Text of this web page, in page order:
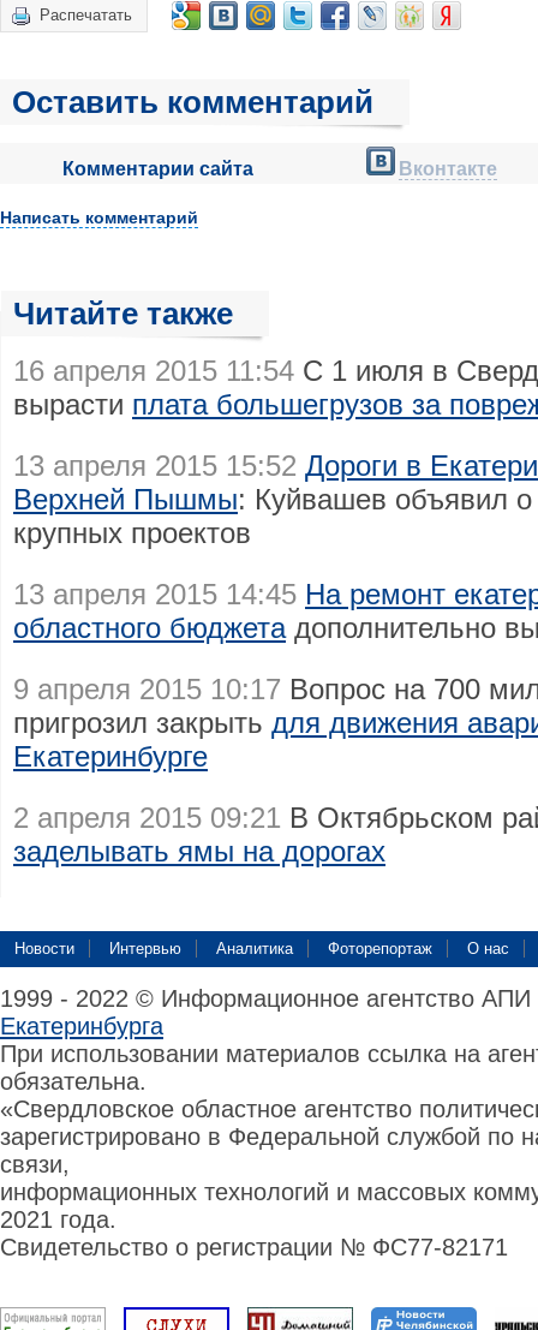
Распечатать
Оставить комментарий
Комментарии сайта Вконтакте
Написать комментарий
Читайте также
16 апреля 2015 11:54 С 1 июля в
вырасти плата большегрузов за
13 апреля 2015 15:52 Дороги в
Верхней Пышмы: Куйвашев объявил
крупных проектов
13 апреля 2015 14:45 На ремонт
областного бюджетадополнительно
9 апреля 2015 10:17 Вопрос на 700
пригрозил закрыть для движения
Екатеринбурге
2 апреля 2015 09:21 В Октябрьском
заделывать ямы на дорогах
Новости Интервью Аналитика Фоторепортаж О нас
1999 - 2022 © Информационное агентство
Екатеринбурга
При использовании материалов ссылка на
обязательна.
«Свердловское областное агентство
зарегистрировано в Федеральной службой по
связи,
информационных технологий и массовых
2021 года.
Свидетельство о регистрации № ФС77-82171